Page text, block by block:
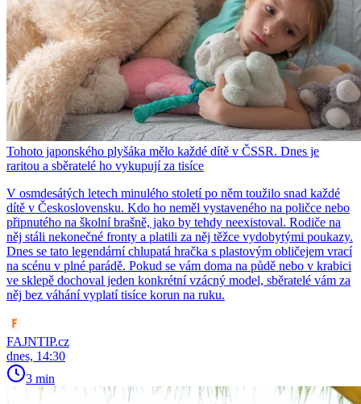
Tohoto japonského plyšáka mělo každé dítě v ČSSR. Dnes je
raritou a sběratelé ho vykupují za tisíce
V osmdesátých letech minulého století po něm toužilo snad každé
dítě v Československu. Kdo ho neměl vystaveného na poličce nebo
připnutého na školní brašně, jako by tehdy neexistoval. Rodiče na
něj stáli nekonečné fronty a platili za něj těžce vydobytými poukazy.
Dnes se tato legendární chlupatá hračka s plastovým obličejem vrací
na scénu v plné parádě. Pokud se vám doma na půdě nebo v krabici
ve sklepě dochoval jeden konkrétní vzácný model, sběratelé vám za
něj bez váhání vyplatí tisíce korun na ruku.
FAJNTIP.cz
dnes, 14:30
3 min